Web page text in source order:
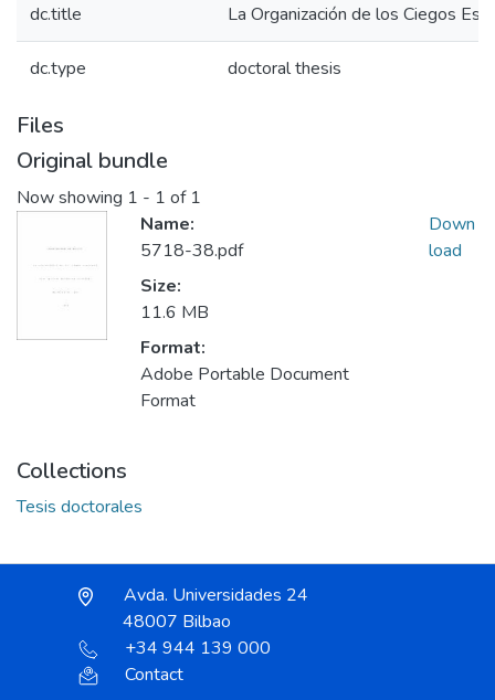
dc.title La Organización de los Ciegos
dc.type doctoral thesis
Files
Original bundle
Now showing 1 - 1 of 1
Name:
5718-38.pdf
Size:
11.6 MB
Format:
Adobe Portable Document
Format
Down
load
Collections
Tesis doctorales
Avda. Universidades 24
48007 Bilbao
+34 944 139 000
Contact